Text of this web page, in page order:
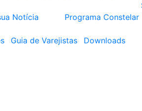
Notícia
Programa Constelar
Guia de Varejistas Downloads